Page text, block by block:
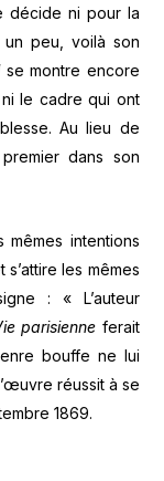
décide ni pour la
peu, voilà son
se montre encore
le cadre qui ont
Au lieu de
dans son
mêmes intentions
les mêmes
: « L’auteur
parisienne ferait
bouffe ne lui
réussit à se
1869.